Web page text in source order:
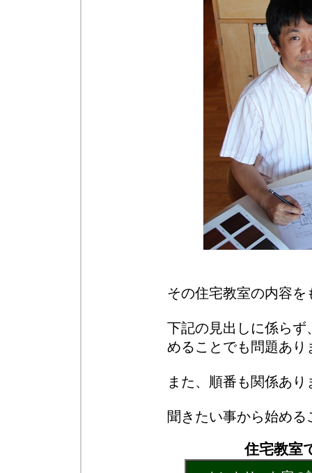
その住宅教室の内容
下記の見出しに係ら
めることでも問題あり
また、順番も関係あり
聞きたい事から始め
住宅教室